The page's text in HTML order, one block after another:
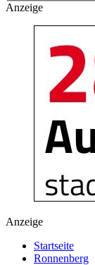
Anzeige
Anzeige
Startseite
Ronnenberg